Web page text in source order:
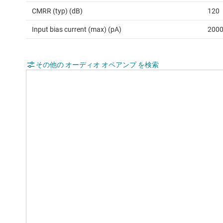
CMRR (typ) (dB) 120
Input bias current (max) (pA)
その他の オーディオ オペアンプ を検索